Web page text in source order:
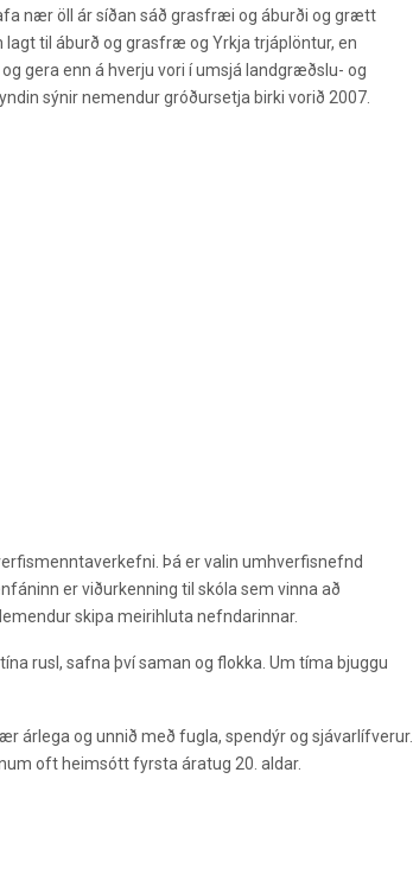
nær öll ár síðan sáð grasfræi og áburði og grætt
til áburð og grasfræ og Yrkja trjáplöntur, en
gera enn á hverju vori í umsjá landgræðslu- og
sýnir nemendur gróðursetja birki vorið 2007.
Þá er valin umhverfisnefnd
er viðurkenning til skóla sem vinna að
skipa meirihluta nefndarinnar.
rusl, safna því saman og flokka. Um tíma bjuggu
árlega og unnið með fugla, spendýr og sjávarlífverur.
oft heimsótt fyrsta áratug 20. aldar.